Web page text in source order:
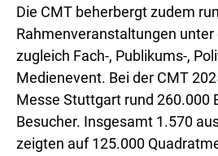
Die CMT beherbergt zudem
Rahmenveranstaltungen
zugleich Fach-, Publikums-,
Medienevent. Bei der CMT
Messe Stuttgart rund 260.000
Besucher. Insgesamt 1.570
zeigten auf 125.000